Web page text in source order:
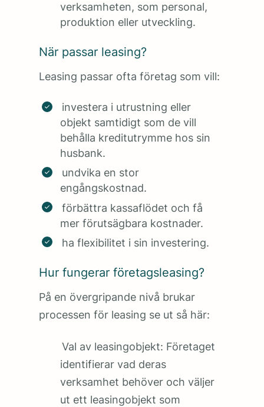
verksamheten, som personal,
produktion eller utveckling.
När passar leasing?
Leasing passar ofta företag som vill:
investera i utrustning eller
objekt samtidigt som de vill
behålla kreditutrymme hos sin
husbank.
undvika en stor
engångskostnad.
förbättra kassaflödet och få
mer förutsägbara kostnader.
ha flexibilitet i sin investering.
Hur fungerar företagsleasing?
På en övergripande nivå brukar
processen för leasing se ut så här:
Val av leasingobjekt: Företaget
identifierar vad deras
verksamhet behöver och väljer
ut ett leasingobjekt som